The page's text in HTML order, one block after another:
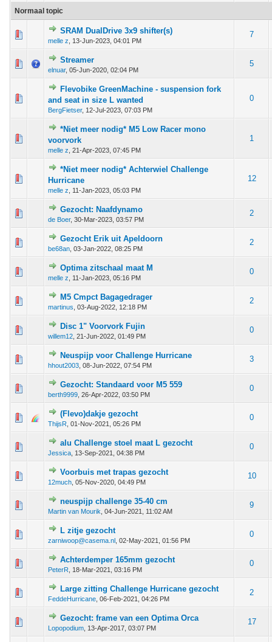
Normaal topic
SRAM DualDrive 3x9 shifter(s)
melle z 13-Jun-2023, 04:01 PM
7
5 gemiddeld
12
Streamer
elnuar, 05-Jun-2020, 02:04 PM
5
5 gemiddeld
12 45
Flevobike GreenMachine - suspension fork
and seat in size L wanted
BergFietser, 12-Jul-2023, 07:03 PM
0
5 gemiddeld
12
*Niet meer nodig* M5 Low Racer mono
voorvork
melle z 21-Apr-2023, 07:45 PM
1
5 gemiddeld
12
*Niet meer nodig* Achterwiel Challenge
Hurricane
melle z 11-Jan-2023, 05:03 PM
12
5 gemiddeld
12
Gezocht: Naafdynamo
de Boer, 30-Mar-2023, 03:57 PM
2
5 gemiddeld
12
Gezocht Erik uit Apeldoorn
be68an 03-Jan-2022, 08:25 PM
2
5 gemiddeld
12
Optima zitschaal maat M
melle z 11-Jan-2023, 05:16 PM
0
5 gemiddeld
12
M5 Cmpct Bagagedrager
martinus 03-Aug-2022, 12:18 PM
2
5 gemiddeld
12
Disc 1" Voorvork Fujin
willem12 21-Jun-2022, 01:49 PM
0
5 gemiddeld
12
Neuspijp voor Challenge Hurricane
hhout2003 08-Jun-2022, 07:54 PM
3
5 gemiddeld
12
Gezocht: Standaard voor M5 559
berth9999 26-Apr-2022, 03:50 PM
0
5 gemiddeld
12
(Flevo)dakje gezocht
ThijsR 01-Nov-2021, 05:26 PM
0
5 gemiddeld
12 45
alu Challenge stoel maat L gezocht
Jessica 13-Sep-2021, 04:38 PM
0
5 gemiddeld
12
Voorbuis met trapas gezocht
12much 05-Nov-2020, 04:49 PM
10
5 gemiddeld
12
neuspijp challenge 35-40 cm
Martin van Mourik 04-Jun-2021, 11:02 AM
9
5 gemiddeld
12
L zitje gezocht
zarniwoop@casema.nl 02-May-2021, 01:56 PM
0
5 gemiddeld
12
Achterdemper 165mm gezocht
PeterR 18-Mar-2021, 03:16 PM
0
5 gemiddeld
12
Large zitting Challenge Hurricane gezocht
FeddeHurricane 06-Feb-2021, 04:26 PM
2
5 gemiddeld
12
Gezocht: frame van een Optima Orca
Lopopodium 13-Apr-2017, 03:07 PM
17
5 gemiddeld
12